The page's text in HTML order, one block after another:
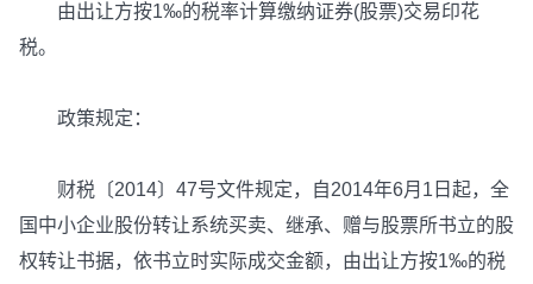
由出让方按1‰的税率计算缴纳证券(股票)交易印花
税。
政策规定：
财税〔2014〕47号文件规定，自2014年6月1日起，全
国中小企业股份转让系统买卖、继承、赠与股票所书立的股
权转让书据，依书立时实际成交金额，由出让方按1‰的税